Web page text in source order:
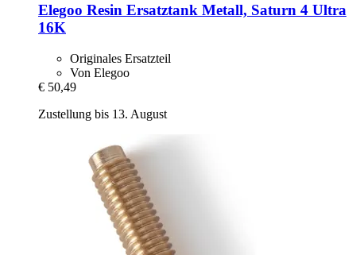
Elegoo Resin Ersatztank Metall, Saturn 4 Ultra
16K
Originales Ersatzteil
Von Elegoo
€ 50,49
Zustellung bis 13. August